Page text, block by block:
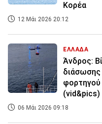
Κορέα
12 Μάι 2026 20:12
ΕΛΛΑΔΑ
Άνδρος:
διάσωσης
φορτηγού
(vid&pics)
06 Μάι 2026 09:18